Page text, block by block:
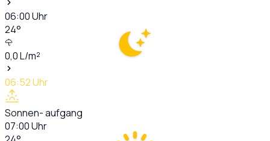
06:00Uhr
24°
0,0L/m²
06:52Uhr
Sonnen- aufgang
07:00Uhr